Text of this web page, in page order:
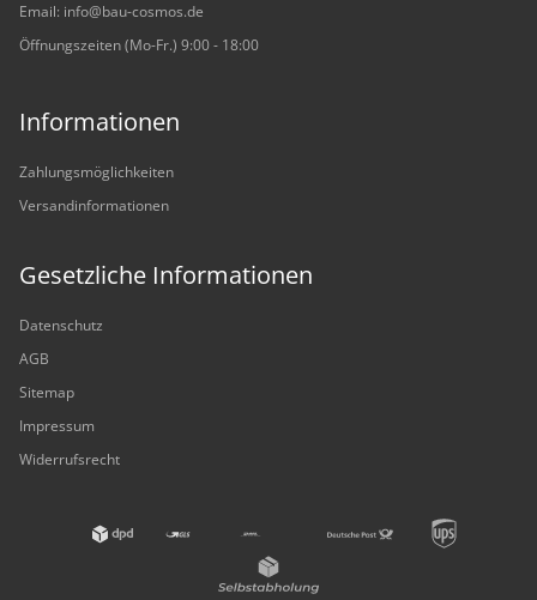
Email: info@bau-cosmos.de
Öffnungszeiten (Mo-Fr.) 9:00 - 18:00
Informationen
Zahlungsmöglichkeiten
Versandinformationen
Gesetzliche Informationen
Datenschutz
AGB
Sitemap
Impressum
Widerrufsrecht